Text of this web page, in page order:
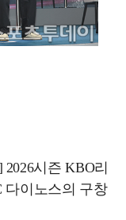
시즌 KBO리
다이노스의 구창